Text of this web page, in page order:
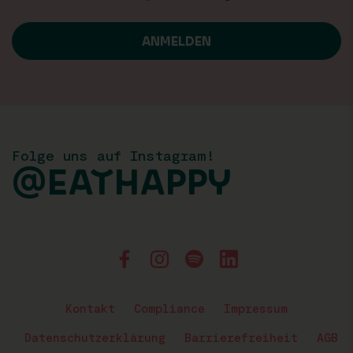
Folge uns auf Instagram!
@EATHAPPY
Kontakt Compliance Impressum
Datenschutzerklärung Barrierefreiheit AGB